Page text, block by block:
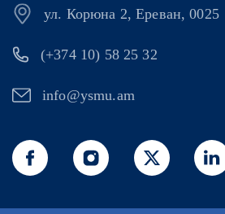
ул. Корюна 2, Ереван, 0025
(+374 10) 58 25 32
info@ysmu.am